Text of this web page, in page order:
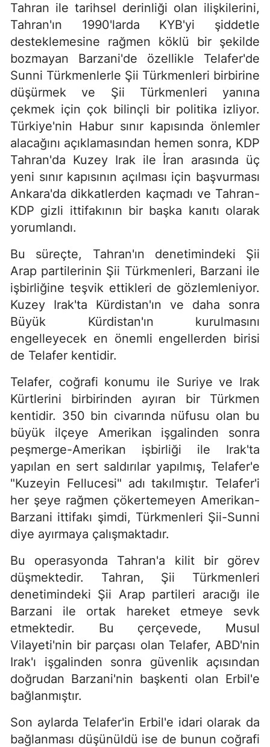
Tahran ile tarihsel derinliği olan ilişkilerini,
Tahran'ın 1990'larda KYB'yi şiddetle
desteklemesine rağmen köklü bir şekilde
bozmayan Barzani'de özellikle Telafer'de
Sunni Türkmenlerle Şii Türkmenleri birbirine
düşürmek ve Şii Türkmenleri yanına
çekmek için çok bilinçli bir politika izliyor.
Türkiye'nin Habur sınır kapısında önlemler
alacağını açıklamasından hemen sonra, KDP
Tahran'da Kuzey Irak ile İran arasında üç
yeni sınır kapısının açılması için başvurması
Ankara'da dikkatlerden kaçmadı ve Tahran-
KDP gizli ittifakının bir başka kanıtı olarak
yorumlandı.
Bu süreçte, Tahran'ın denetimindeki Şii
Arap partilerinin Şii Türkmenleri, Barzani ile
işbirliğine teşvik ettikleri de gözlemleniyor.
Kuzey Irak'ta Kürdistan'ın ve daha sonra
Büyük Kürdistan'ın kurulmasını
engelleyecek en önemli engellerden birisi
de Telafer kentidir.
Telafer, coğrafi konumu ile Suriye ve Irak
Kürtlerini birbirinden ayıran bir Türkmen
kentidir. 350 bin civarında nüfusu olan bu
büyük ilçeye Amerikan işgalinden sonra
peşmerge-Amerikan işbirliği ile Irak'ta
yapılan en sert saldırılar yapılmış, Telafer'e
"Kuzeyin Fellucesi" adı takılmıştır. Telafer'i
her şeye rağmen çökertemeyen Amerikan-
Barzani ittifakı şimdi, Türkmenleri Şii-Sunni
diye ayırmaya çalışmaktadır.
Bu operasyonda Tahran'a kilit bir görev
düşmektedir. Tahran, Şii Türkmenleri
denetimindeki Şii Arap partileri aracığı ile
Barzani ile ortak hareket etmeye sevk
etmektedir. Bu çerçevede, Musul
Vilayeti'nin bir parçası olan Telafer, ABD'nin
Irak'ı işgalinden sonra güvenlik açısından
doğrudan Barzani'nin başkenti olan Erbil'e
bağlanmıştır.
Son aylarda Telafer'in Erbil'e idari olarak da
bağlanması düşünüldü ise de bunun coğrafi